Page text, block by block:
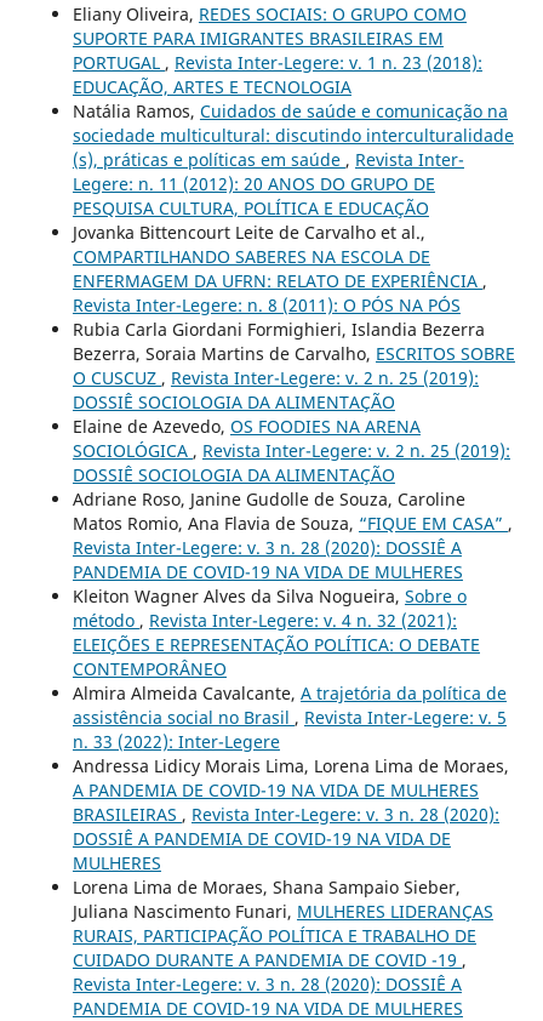
Eliany Oliveira, REDES SOCIAIS: O GRUPO COMO
SUPORTE PARA IMIGRANTES BRASILEIRAS EM
PORTUGAL , Revista Inter-Legere: v. 1 n. 23 (2018):
EDUCAÇÃO, ARTES E TECNOLOGIA
Natália Ramos, Cuidados de saúde e comunicação na
sociedade multicultural: discutindo interculturalidade
(s), práticas e políticas em saúde , Revista Inter-
Legere: n. 11 (2012): 20 ANOS DO GRUPO DE
PESQUISA CULTURA, POLÍTICA E EDUCAÇÃO
Jovanka Bittencourt Leite de Carvalho et al.,
COMPARTILHANDO SABERES NA ESCOLA DE
ENFERMAGEM DA UFRN: RELATO DE EXPERIÊNCIA ,
Revista Inter-Legere: n. 8 (2011): O PÓS NA PÓS
Rubia Carla Giordani Formighieri, Islandia Bezerra
Bezerra, Soraia Martins de Carvalho, ESCRITOS SOBRE
O CUSCUZ , Revista Inter-Legere: v. 2 n. 25 (2019):
DOSSIÊ SOCIOLOGIA DA ALIMENTAÇÃO
Elaine de Azevedo, OS FOODIES NA ARENA
SOCIOLÓGICA , Revista Inter-Legere: v. 2 n. 25 (2019):
DOSSIÊ SOCIOLOGIA DA ALIMENTAÇÃO
Adriane Roso, Janine Gudolle de Souza, Caroline
Matos Romio, Ana Flavia de Souza, “FIQUE EM CASA” ,
Revista Inter-Legere: v. 3 n. 28 (2020): DOSSIÊ A
PANDEMIA DE COVID-19 NA VIDA DE MULHERES
Kleiton Wagner Alves da Silva Nogueira, Sobre o
método , Revista Inter-Legere: v. 4 n. 32 (2021):
ELEIÇÕES E REPRESENTAÇÃO POLÍTICA: O DEBATE
CONTEMPORÂNEO
Almira Almeida Cavalcante, A trajetória da política de
assistência social no Brasil , Revista Inter-Legere: v. 5
n. 33 (2022): Inter-Legere
Andressa Lidicy Morais Lima, Lorena Lima de Moraes,
A PANDEMIA DE COVID-19 NA VIDA DE MULHERES
BRASILEIRAS , Revista Inter-Legere: v. 3 n. 28 (2020):
DOSSIÊ A PANDEMIA DE COVID-19 NA VIDA DE
MULHERES
Lorena Lima de Moraes, Shana Sampaio Sieber,
Juliana Nascimento Funari, MULHERES LIDERANÇAS
RURAIS, PARTICIPAÇÃO POLÍTICA E TRABALHO DE
CUIDADO DURANTE A PANDEMIA DE COVID -19 ,
Revista Inter-Legere: v. 3 n. 28 (2020): DOSSIÊ A
PANDEMIA DE COVID-19 NA VIDA DE MULHERES